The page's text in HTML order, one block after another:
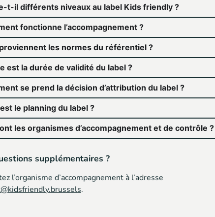
t-il différents niveaux au label Kids friendly ?
fonctionne l’accompagnement ?
proviennent les normes du référentiel ?
est la durée de validité du label ?
se prend la décision d’attribution du label ?
le planning du label ?
les organismes d’accompagnement et de contrôle ?
supplémentaires ?
l’organisme d’accompagnement à l’adresse
.